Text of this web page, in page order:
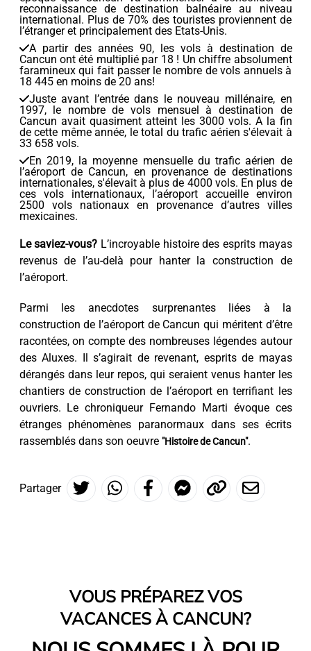
reconnaissance de destination balnéaire au niveau
international. Plus de 70% des touristes proviennent de
l’étranger et principalement des Etats-Unis.
A partir des années 90, les vols à destination de
Cancun ont été multiplié par 18 ! Un chiffre absolument
faramineux qui fait passer le nombre de vols annuels à
18 445 en moins de 20 ans!
Juste avant l’entrée dans le nouveau millénaire, en
1997, le nombre de vols mensuel à destination de
Cancun avait quasiment atteint les 3000 vols. A la fin
de cette même année, le total du trafic aérien s'élevait à
33 658 vols.
En 2019, la moyenne mensuelle du trafic aérien de
l’aéroport de Cancun, en provenance de destinations
internationales, s'élevait à plus de 4000 vols. En plus de
ces vols internationaux, l’aéroport accueille environ
2500 vols nationaux en provenance d’autres villes
mexicaines.
Le saviez-vous? L’incroyable histoire des esprits mayas
revenus de l’au-delà pour hanter la construction de
l’aéroport.
Parmi les anecdotes surprenantes liées à la
construction de l’aéroport de Cancun qui méritent d’être
racontées, on compte des nombreuses légendes autour
des Aluxes. Il s’agirait de revenant, esprits de mayas
dérangés dans leur repos, qui seraient venus hanter les
chantiers de construction de l’aéroport en terrifiant les
ouvriers. Le chroniqueur Fernando Marti évoque ces
étranges phénomènes paranormaux dans ses écrits
rassemblés dans son oeuvre "Histoire de Cancun".
Partager
VOUS PRÉPAREZ VOS
VACANCES À CANCUN?